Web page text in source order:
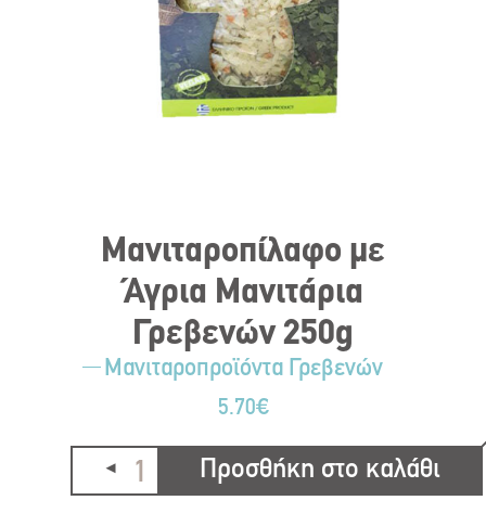
Μανιταροπίλαφο με
Άγρια Μανιτάρια
Γρεβενών 250g
Μανιταροπροϊόντα Γρεβενών
5.70€
Προσθήκη στο καλάθι